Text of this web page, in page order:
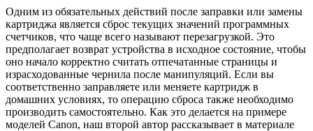
Одним из обязательных действий после заправки или замены
картриджа является сброс текущих значений программных
счетчиков, что чаще всего называют перезагрузкой. Это
предполагает возврат устройства в исходное состояние, чтобы
оно начало корректно считать отпечатанные страницы и
израсходованные чернила после манипуляций. Если вы
соответственно заправляете или меняете картридж в
домашних условиях, то операцию сброса также необходимо
производить самостоятельно. Как это делается на примере
моделей Canon, наш второй автор рассказывает в материале